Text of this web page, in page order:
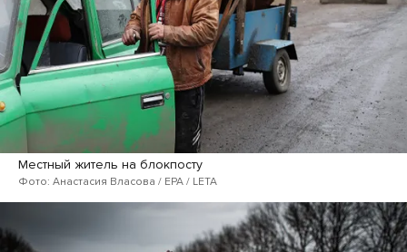
Местный житель на блокпосту
Фото: Анастасия Власова / EPA / LETA